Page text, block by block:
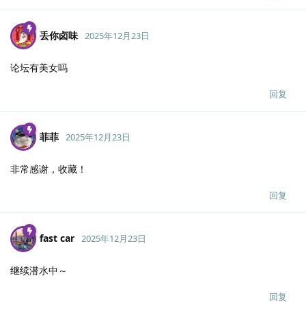
丢你卤味 2025年12月23日
论坛有美女吗
回复
菲菲 2025年12月23日
非常感谢，收藏！
回复
fast car 2025年12月23日
继续潜水中～
回复